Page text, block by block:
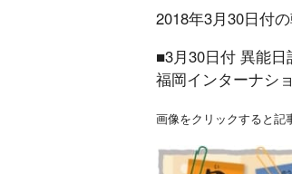
2018年3月30日付
■3月30日付 異能日
福岡インターナシ
画像をクリックすると記